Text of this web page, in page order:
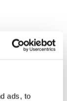
ads, to